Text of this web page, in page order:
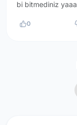
bi bitmediniz yaaa
0